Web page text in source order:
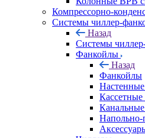
Компрессорно-
Системы чиллер-
Назад
Системы
Фанкойлы
Назад
Фанкойлы
Напольно-